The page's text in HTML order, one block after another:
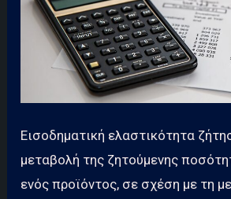
Εισοδηματική ελαστικότητα
μεταβολή της ζητούμενης
ενός προϊόντος, σε σχέση με τη